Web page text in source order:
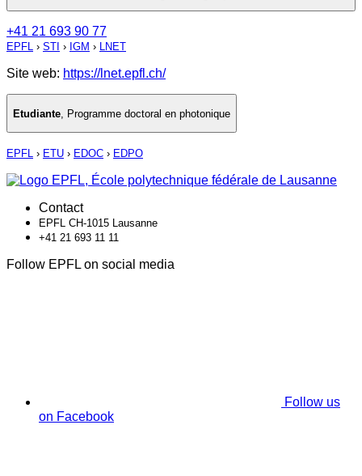
+41 21 693 90 77
EPFL › STI › IGM › LNET
Site web: https://lnet.epfl.ch/
Etudiante Programme doctoral en photonique
EPFL › ETU › EDOC › EDPO
Contact
EPFL CH-1015 Lausanne
+41 21 693 11 11
Follow EPFL on social media
Follow us
on Facebook